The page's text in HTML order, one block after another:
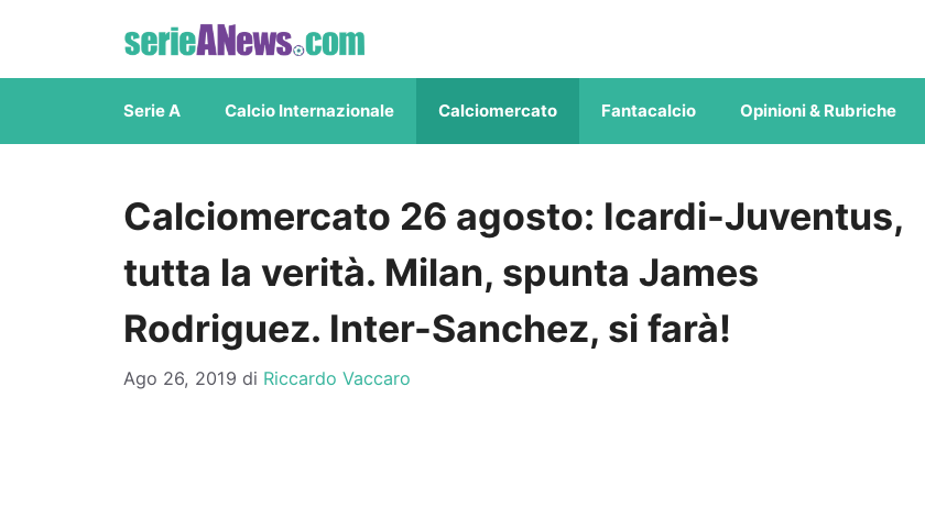
contenuto
Serie A Calcio Internazionale Calciomercato Fantacalcio Opinioni & Rubriche
Calciomercato 26 agosto: Icardi-Juventus,
tutta la verità. Milan, spunta James
Rodriguez. Inter-Sanchez, si farà!
Ago 26, 2019 di Riccardo Vaccaro